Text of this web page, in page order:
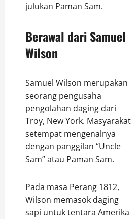
julukan Paman Sam.
Berawal dari Samuel
Wilson
Samuel Wilson merupakan
seorang pengusaha
pengolahan daging dari
Troy, New York. Masyarakat
setempat mengenalnya
dengan panggilan “Uncle
Sam” atau Paman Sam.
Pada masa Perang 1812,
Wilson memasok daging
sapi untuk tentara Amerika